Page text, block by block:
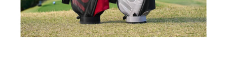
製造業のIT導入・活用を支援
モノづくり技術者専門サイト